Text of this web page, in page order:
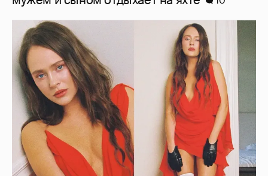
"Лолита". Аглая Тарасова снялась в мини-
платье с декольте и чулках
19